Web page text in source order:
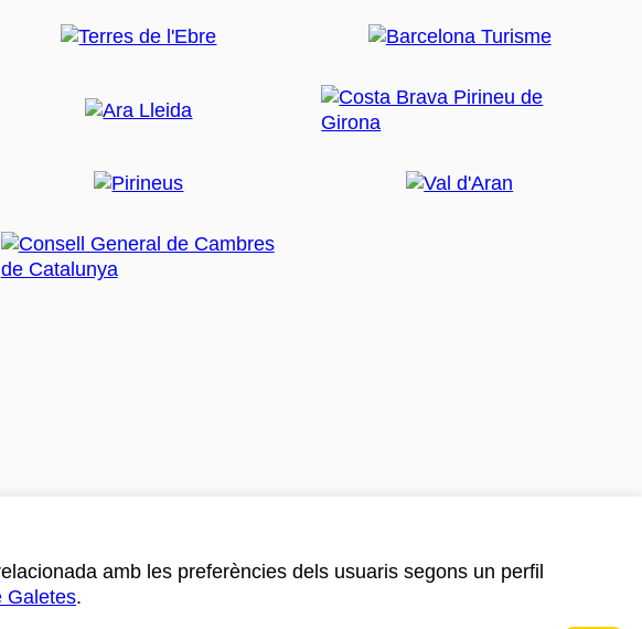
amb les preferències dels usuaris segons un perfil
Galetes.